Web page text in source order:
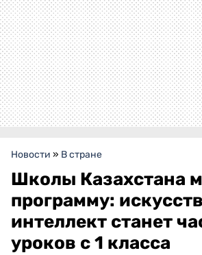
Новости » В стране
Школы Казахстана
программу:
интеллект станет
уроков с 1 класса